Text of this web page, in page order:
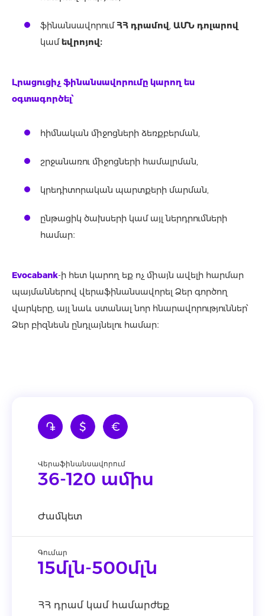
֏ $ €
Վերաֆինանսավորում
36-120 ամիս
Ժամկետ
Գումար
15մլն-500մլն
ՀՀ դրամ կամ համարժեք
ֆինանսավորումՀՀ դրամով, ԱՄՆ դոլարով
կամեվրոյով։
Լրացուցիչ ֆինանսավորումը կարող ես
օգտագործել՝
հիմնական միջոցների ձեռքբերման,
շրջանառու միջոցների համալրման,
կրեդիտորական պարտքերի մարման,
ընթացիկ ծախսերի կամ այլ ներդրումների
համար։
Evocabank-ի հետ կարող եք ոչ միայն ավելի հարմար
պայմաններով վերաֆինանսավորել Ձեր գործող
վարկերը, այլ նաև ստանալ նոր հնարավորություններ՝
Ձեր բիզնեսն ընդլայնելու համար։